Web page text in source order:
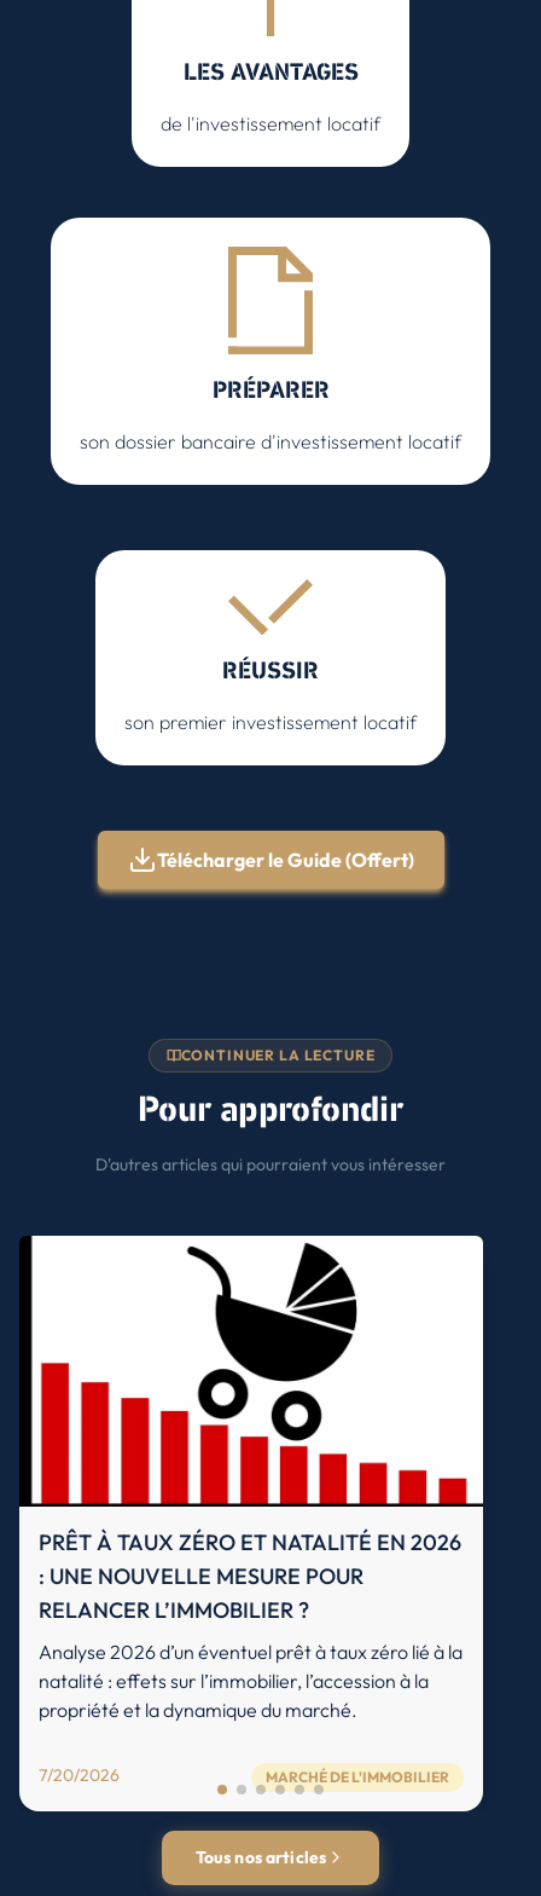
LES AVANTAGES
de l'investissement locatif
PRÉPARER
son dossier bancaire d'investissement locatif
RÉUSSIR
son premier investissement locatif
Télécharger le Guide (Offert)
CONTINUER LA LECTURE
Pour approfondir
D'autres articles qui pourraient vous intéresser
PRÊT À TAUX ZÉRO ET NATALITÉ EN 2026
: UNE NOUVELLE MESURE POUR
RELANCER L’IMMOBILIER ?
Analyse 2026 d’un éventuel prêt à taux zéro lié à la
natalité : effets sur l’immobilier, l’accession à la
propriété et la dynamique du marché.
7/20/2026 MARCHÉ DE L'IMMOBILIER
Tous nos articles